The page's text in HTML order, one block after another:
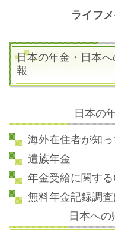
ライフ
日本の年金・日本
報
日本の
海外在住者が知
遺族年金
年金受給に関する
無料年金記録調
日本への